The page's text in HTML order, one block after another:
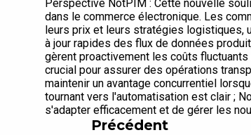
Perspective NotPIM : Cette nouvelle
dans le commerce électronique. Les
leurs prix et leurs stratégies logistiques,
à jour rapides des flux de données
gèrent proactivement les coûts
crucial pour assurer des opérations
maintenir un avantage concurrentiel
tournant vers l'automatisation est clair ;
s'adapter efficacement et de gérer les
Précédent